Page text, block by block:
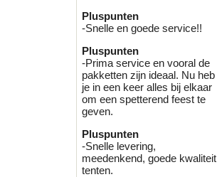
Pluspunten
-Snelle en goede service!!
Pluspunten
-Prima service en vooral de
pakketten zijn ideaal. Nu heb
je in een keer alles bij elkaar
om een spetterend feest te
geven.
Pluspunten
-Snelle levering,
meedenkend, goede kwaliteit
tenten.